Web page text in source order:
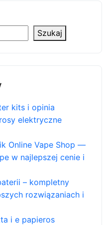
Szukaj
kits i opinia
elektryczne
Online Vape Shop —
w najlepszej cenie i
– kompletny
rozwiązaniach i
i e papieros